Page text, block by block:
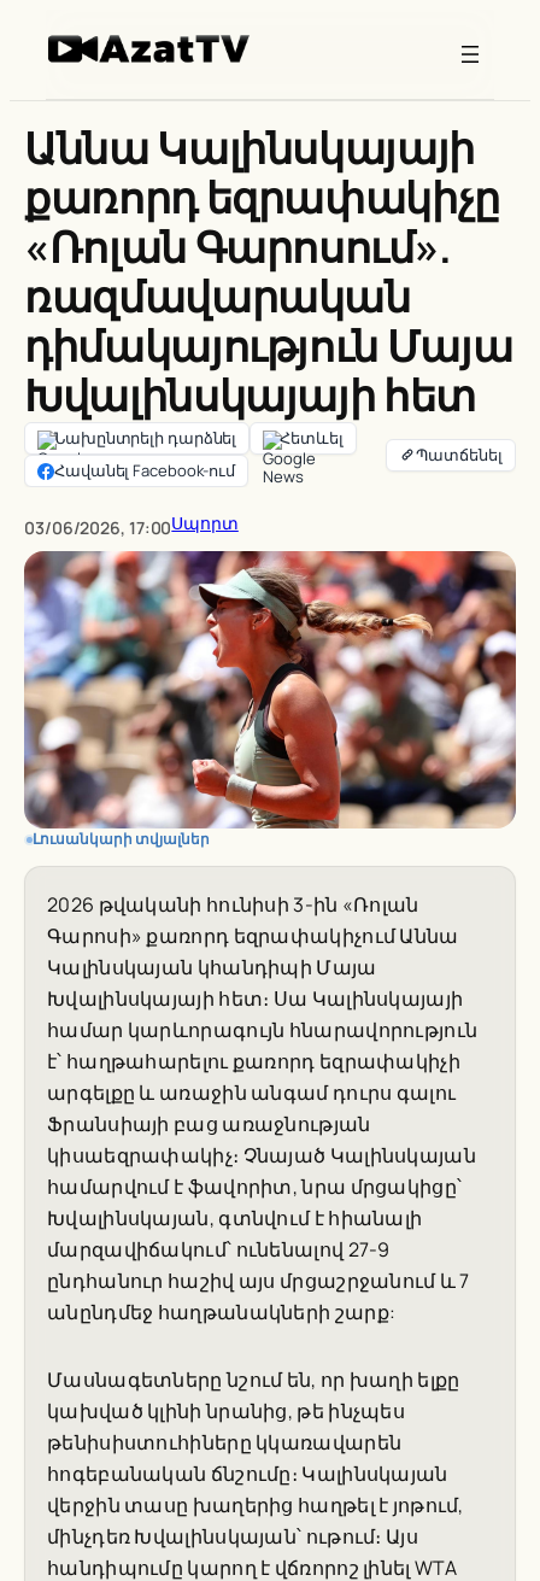
Աննա Կալինսկայայի
քառորդ եզրափակիչը
«Ռոլան Գարոսում».
ռազմավարական
դիմակայություն Մայա
Խվալինսկայայի հետ
Նախընտրելի դարձնել
Հետևել
Հավանել Facebook-ում
03/06/2026, 17:00Սպորտ
Լուսանկարի տվյալներ
2026 թվականի հունիսի 3-ին «Ռոլան
Գարոսի» քառորդ եզրափակիչում Աննա
Կալինսկայան կհանդիպի Մայա
Խվալինսկայայի հետ։ Սա Կալինսկայայի
համար կարևորագույն հնարավորություն
է՝ հաղթահարելու քառորդ եզրափակիչի
արգելքը և առաջին անգամ դուրս գալու
Ֆրանսիայի բաց առաջնության
կիսաեզրափակիչ։ Չնայած Կալինսկայան
համարվում է ֆավորիտ, նրա մրցակիցը՝
Խվալինսկայան, գտնվում է հիանալի
մարզավիճակում՝ ունենալով 27-9
ընդհանուր հաշիվ այս մրցաշրջանում և 7
անընդմեջ հաղթանակների շարք:
Մասնագետները նշում են, որ խաղի ելքը
կախված կլինի նրանից, թե ինչպես
թենիսիստուհիները կկառավարեն
հոգեբանական ճնշումը։ Կալինսկայան
վերջին տասը խաղերից հաղթել է յոթում,
մինչդեռ Խվալինսկայան՝ ութում։ Այս
հանդիպումը կարող է վճռորոշ լինել WTA